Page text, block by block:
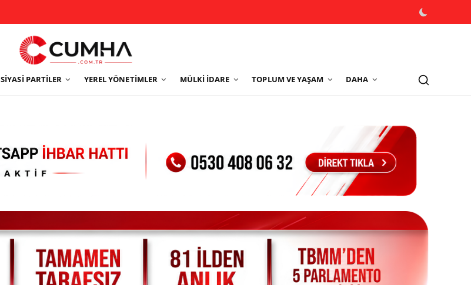
SIYASI PARTILER YEREL YÖNETIMLER MÜLKI İDARE TOPLUM VE YAŞAM DAHA